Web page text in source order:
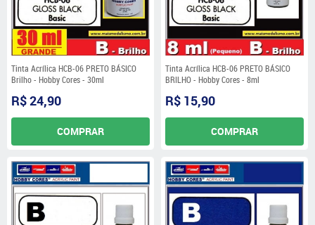
Tinta Acrílica HCB-06 PRETO BÁSICO
Brilho - Hobby Cores - 30ml
R$ 24,90
COMPRAR
Tinta Acrílica HCB-06 PRETO BÁSICO
BRILHO - Hobby Cores - 8ml
R$ 15,90
COMPRAR